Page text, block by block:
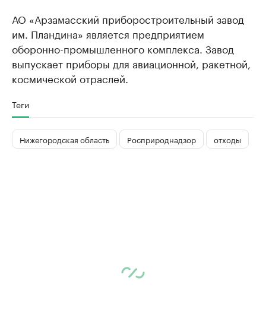
АО «Арзамасский приборостроительный завод
им. Пландина» является предприятием
оборонно-промышленного комплекса. Завод
выпускает приборы для авиационной, ракетной,
космической отраслей.
Теги
Нижегородская область Росприроднадзор отходы